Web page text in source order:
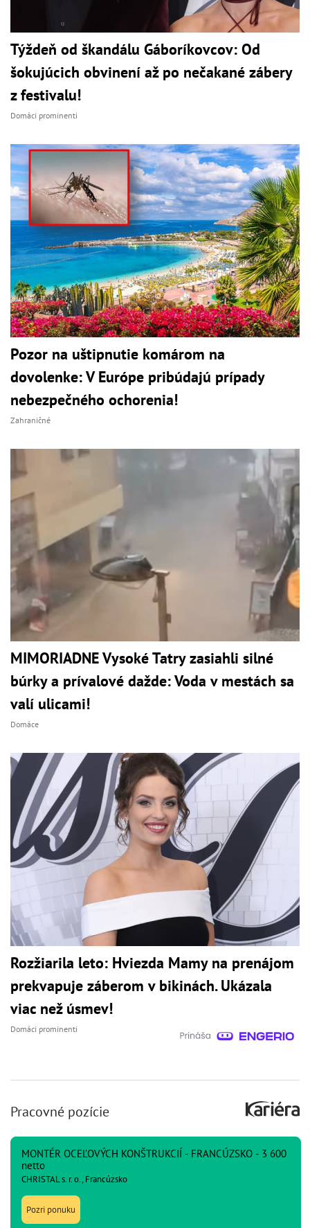
Týždeň od škandálu Gáboríkovcov: Od
šokujúcich obvinení až po nečakané zábery
z festivalu!
Domáci prominenti
Pozor na uštipnutie komárom na
dovolenke: V Európe pribúdajú prípady
nebezpečného ochorenia!
Zahraničné
MIMORIADNE Vysoké Tatry zasiahli silné
búrky a prívalové dažde: Voda v mestách sa
valí ulicami!
Domáce
Rozžiarila leto: Hviezda Mamy na prenájom
prekvapuje záberom v bikinách. Ukázala
viac než úsmev!
Domáci prominenti
Pracovné pozície
MONTÉR OCEĽOVÝCH KONŠTRUKCIÍ - FRANCÚZSKO - 3 600
netto
CHRISTAL s. r. o., Francúzsko
Pozri ponuku